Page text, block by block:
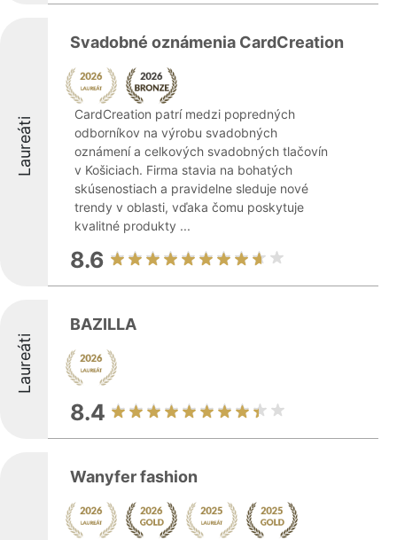
Laureáti
Svadobné oznámenia CardCreation
CardCreation patrí medzi popredných
odborníkov na výrobu svadobných
oznámení a celkových svadobných tlačovín
v Košiciach. Firma stavia na bohatých
skúsenostiach a pravidelne sleduje nové
trendy v oblasti, vďaka čomu poskytuje
kvalitné produkty ...
8.6
Laureáti
BAZILLA
8.4
Wanyfer fashion